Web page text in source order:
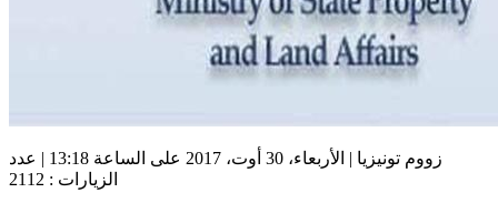
زووم تونيزيا | الأربعاء، 30 أوت، 2017 على الساعة 13:18 | عدد
الزيارات : 2112